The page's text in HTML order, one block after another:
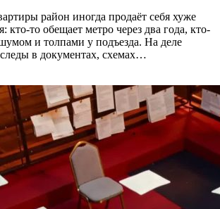
район иногда продаёт себя хуже
кто-то обещает метро через два года, кто-
и толпами у подъезда. На деле
в документах, схемах…